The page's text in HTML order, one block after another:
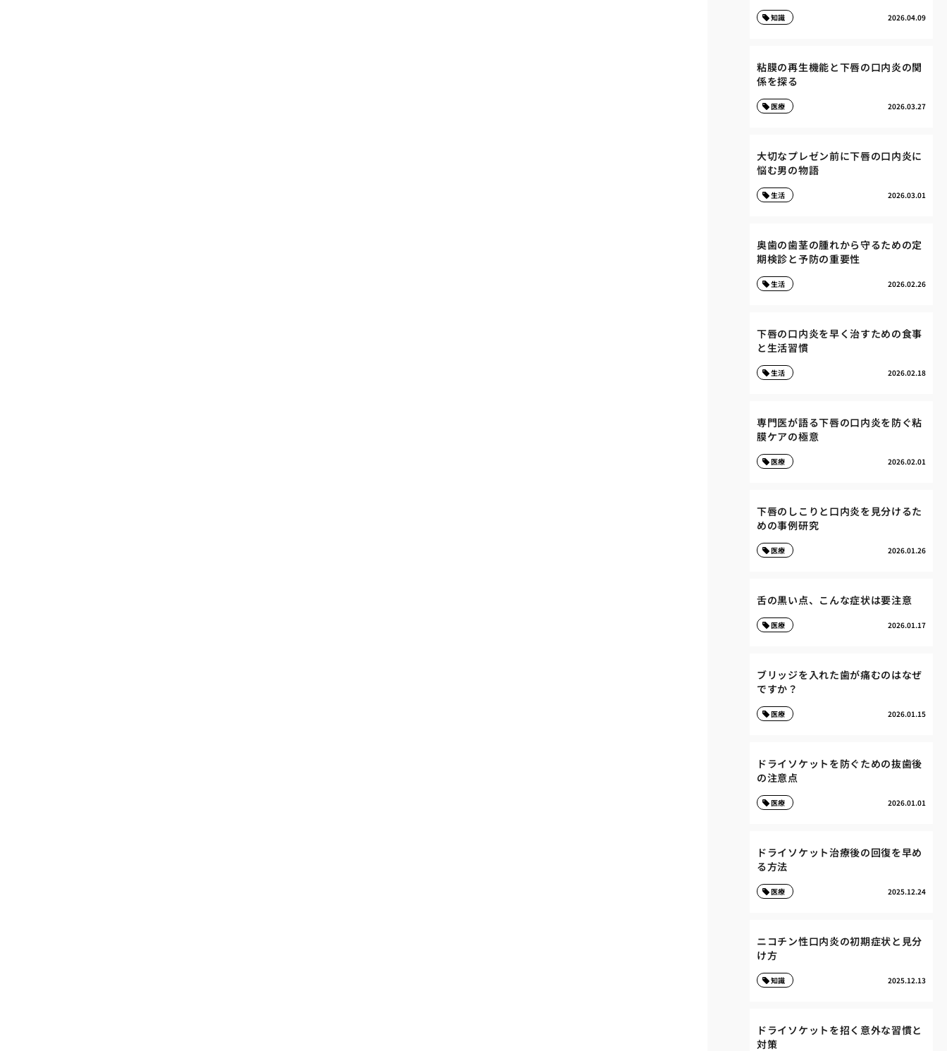
2026.04.09
知識
粘膜の再生機能と下唇の口内炎の関
係を探る
2026.03.27
医療
大切なプレゼン前に下唇の口内炎に
悩む男の物語
2026.03.01
生活
奥歯の歯茎の腫れから守るための定
期検診と予防の重要性
2026.02.26
生活
下唇の口内炎を早く治すための食事
と生活習慣
2026.02.18
生活
専門医が語る下唇の口内炎を防ぐ粘
膜ケアの極意
2026.02.01
医療
下唇のしこりと口内炎を見分けるた
めの事例研究
2026.01.26
医療
舌の黒い点、こんな症状は要注意
2026.01.17
医療
ブリッジを入れた歯が痛むのはなぜ
ですか？
2026.01.15
医療
ドライソケットを防ぐための抜歯後
の注意点
2026.01.01
医療
ドライソケット治療後の回復を早め
る方法
2025.12.24
医療
ニコチン性口内炎の初期症状と見分
け方
2025.12.13
知識
ドライソケットを招く意外な習慣と
対策